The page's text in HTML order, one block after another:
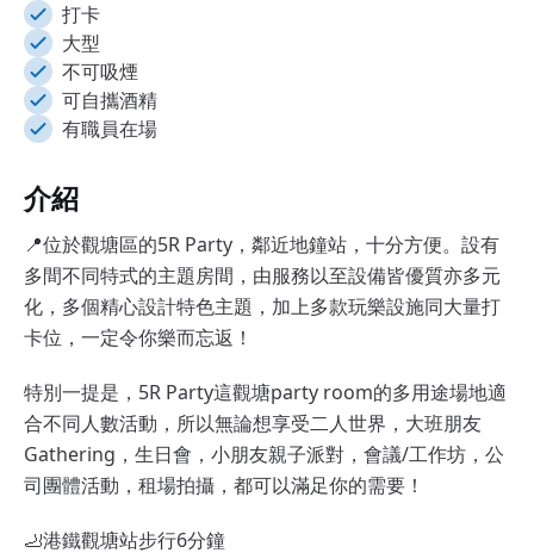
打卡
大型
不可吸煙
可自攜酒精
有職員在場
介紹
📍位於觀塘區的5R Party，鄰近地鐘站，十分方便。設有
多間不同特式的主題房間，由服務以至設備皆優質亦多元
化，多個精心設計特色主題，加上多款玩樂設施同大量打
卡位，一定令你樂而忘返！
特別一提是，5R Party這觀塘party room的多用途場地適
合不同人數活動，所以無論想享受二人世界，大班朋友
Gathering，生日會，小朋友親子派對，會議/工作坊，公
司團體活動，租場拍攝，都可以滿足你的需要！
🦶港鐵觀塘站步行6分鐘